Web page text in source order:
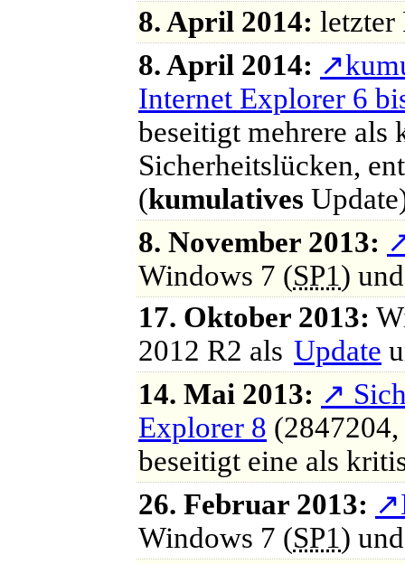
8. April 2014: letzter
8. April 2014: ↗
Internet Explorer 6
beseitigt mehrere als
Sicherheitslücken,
(kumulatives
8. November 2013:
Windows 7 (SP1)
17. Oktober 2013:
2012 R2 als Update
14. Mai 2013: ↗
Explorer 8
beseitigt eine als
26. Februar 2013: ↗
Windows 7 (SP1)